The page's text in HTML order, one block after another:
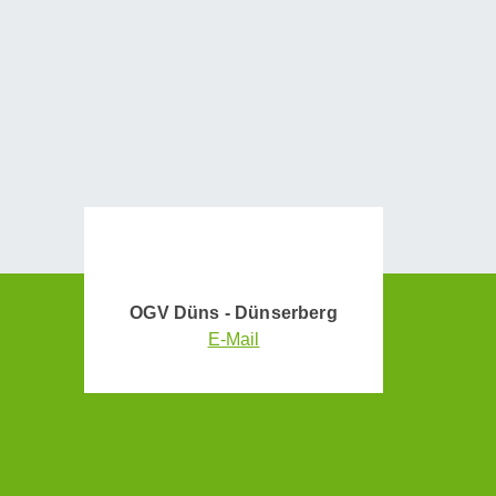
OGV Düns - Dünserberg
E-Mail